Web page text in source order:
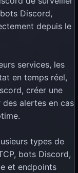
Discord,
depuis le
services, les
en temps réel,
créer une
alertes en cas
types de
bots Discord,
et endpoints